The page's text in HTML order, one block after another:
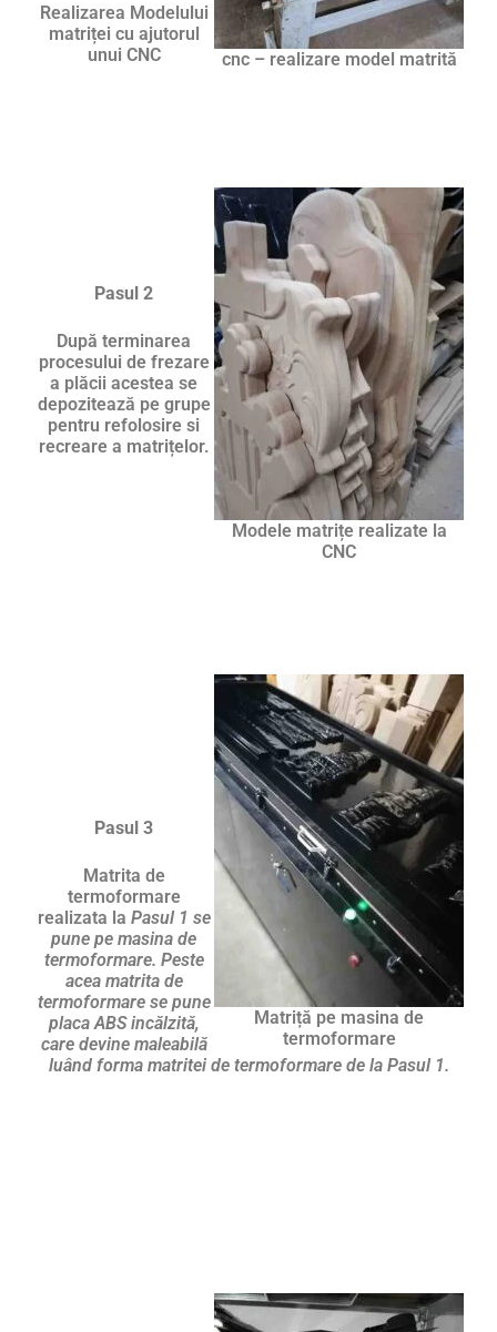
cnc – realizare model matrită
Realizarea Modelului
matriței cu ajutorul
unui CNC
Modele matrițe realizate la
CNC
Pasul 2
După terminarea
procesului de frezare
a plăcii acestea se
depozitează pe grupe
pentru refolosire si
recreare a matrițelor.
Matriță pe masina de
termoformare
Pasul 3
Matrita de
termoformare
realizata la Pasul 1 se
pune pe masina de
termoformare. Peste
acea matrita de
termoformare se pune
placa ABS incălzită,
care devine maleabilă
luând forma matritei de termoformare de la Pasul 1.